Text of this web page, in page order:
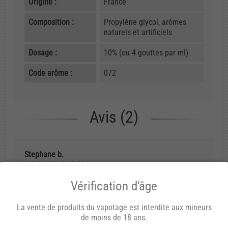
Composition :
Propylène glycol, arômes
naturels et artificiels
Dosage : 10% (ou 4 gouttes par ml)
Code arôme : 072
Avis (2)
Stephane b.
14/02/2014 17:25
bonjour amis vapoteurs la tarte aux fraise hummm
tres bon on a bien ce gout de tarte et c est fraise qu il
Vérification d'âge
La vente de produits du vapotage est interdite aux mineurs
de moins de 18 ans.